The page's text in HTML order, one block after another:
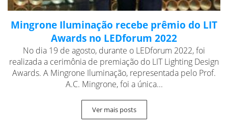
Mingrone Iluminação recebe prêmio do LIT
Awards no LEDforum 2022
No dia 19 de agosto, durante o LEDforum 2022, foi
realizada a cerimônia de premiação do LIT Lighting Design
Awards. A Mingrone Iluminação, representada pelo Prof.
A.C. Mingrone, foi a única...
Ver mais posts